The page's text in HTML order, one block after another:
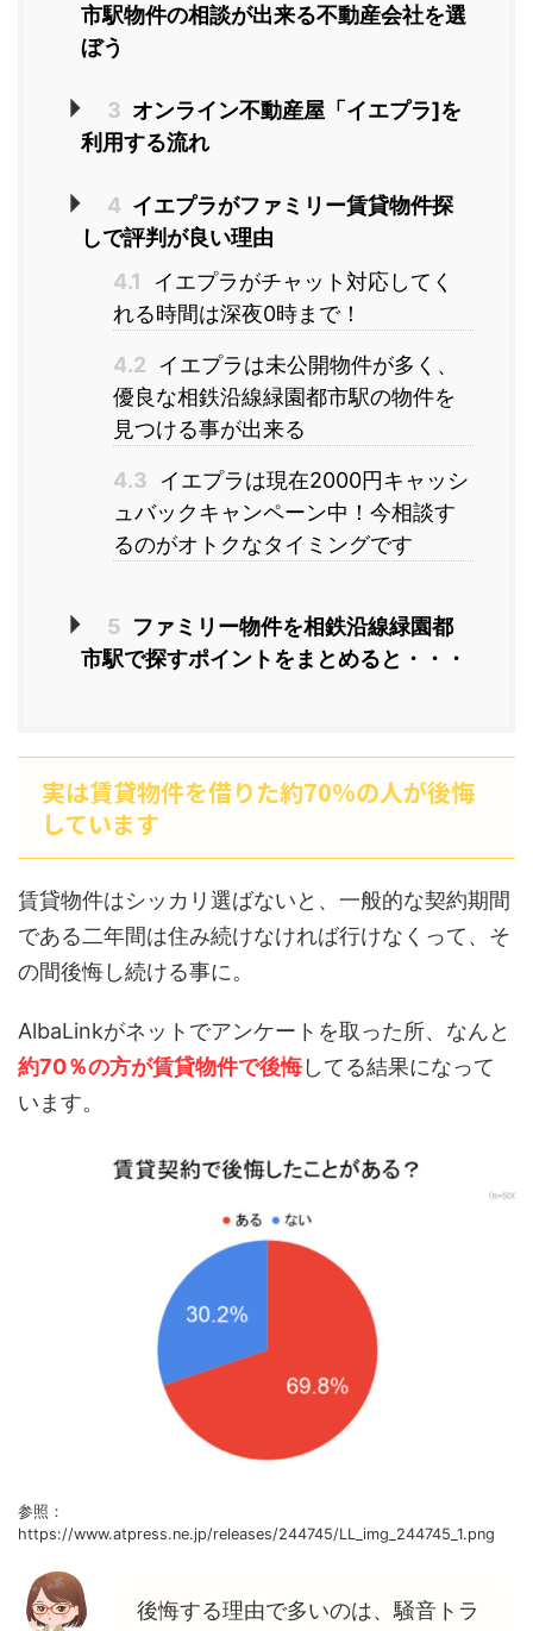
市駅物件の相談が出来る不動産会社を選
ぼう
3 オンライン不動産屋「イエプラ]を
利用する流れ
4 イエプラがファミリー賃貸物件探
しで評判が良い理由
4.1
イエプラがチャット対応してく
れる時間は深夜0時まで！
4.2
イエプラは未公開物件が多く、
優良な相鉄沿線緑園都市駅の物件を
見つける事が出来る
4.3
イエプラは現在2000円キャッシ
ュバックキャンペーン中！今相談す
るのがオトクなタイミングです
5 ファミリー物件を相鉄沿線緑園都
市駅で探すポイントをまとめると・・・
実は賃貸物件を借りた約70％の人が後悔
しています
賃貸物件はシッカリ選ばないと、一般的な契約期間
である二年間は住み続けなければ行けなくって、そ
の間後悔し続ける事に。
AlbaLinkがネットでアンケートを取った所、なんと
約70％の方が賃貸物件で後悔してる結果になって
います。
参照：
https://www.atpress.ne.jp/releases/244745/LL_img_244745_1.png
後悔する理由で多いのは、騒音トラ